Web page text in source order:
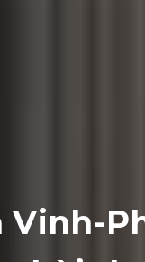
Vinh-